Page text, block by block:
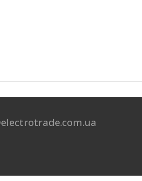
Літієва батарея SAFT LS 14500 3PF RP AA